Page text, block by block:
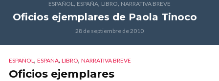
ESPAÑOL, ESPAÑA, LIBRO, NARRATIVA BREVE
Oficios ejemplares de Paola Tinoco
28 de septiembre de 2010
ESPAÑOL, ESPAÑA, LIBRO, NARRATIVA BREVE
Oficios ejemplares